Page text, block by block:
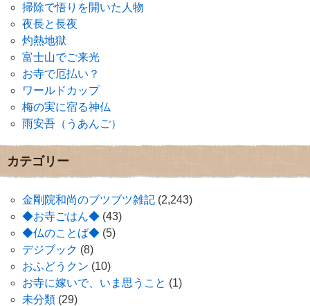
掃除で悟りを開いた人物
夜長と長夜
灼熱地獄
富士山でご来光
お寺で厄払い？
ワールドカップ
梅の実に宿る神仏
雨安吾（うあんご）
カテゴリー
金剛院和尚のブツブツ雑記 (2,243)
◆お寺ごはん◆ (43)
◆仏のことば◆ (5)
デジブック (8)
おふどうクン (10)
お寺に嫁いで、いま思うこと (1)
未分類 (29)